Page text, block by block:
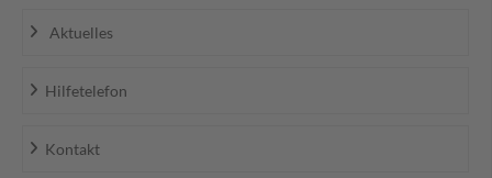
Aktuelles
Hilfetelefon
Kontakt